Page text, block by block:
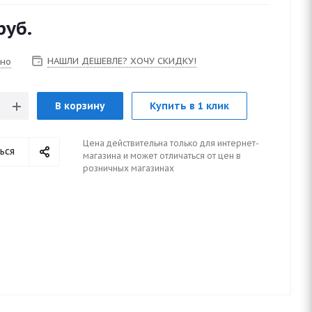
НАШЛИ ДЕШЕВЛЕ? ХОЧУ СКИДКУ!
В корзину Купить в 1 клик
Цена действительна только для интернет-
магазина и может отличаться от цен в
розничных магазинах